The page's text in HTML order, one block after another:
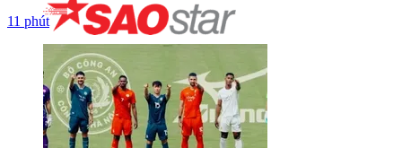
11 phút